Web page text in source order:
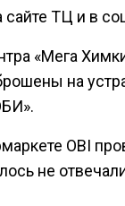
ТЦ и в
«Мега
на
OBI
не